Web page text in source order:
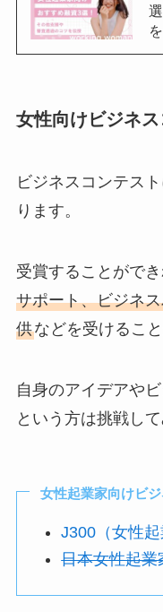
女性向けビジネス
ビジネスコンテス
ります。
受賞することができ
サポート、ビジネ
供などを受けること
自身のアイデアや
という方は挑戦して
女性起業家向けビ
J300（女性起
日本女性起業